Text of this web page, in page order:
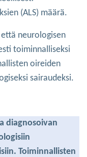
(ALS) määrä.
neurologisen
toiminnalliseksi
oireiden
sairaudeksi.
diagnosoivan
Toiminnallisten